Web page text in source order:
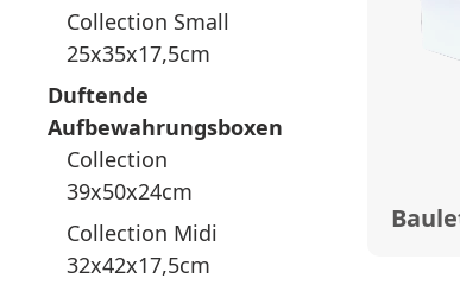
Collection Small
25x35x17,5cm
Duftende
Aufbewahrungsboxen
Collection
39x50x24cm
Collection Midi
32x42x17,5cm